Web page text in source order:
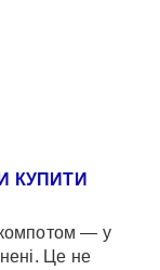
КУПИТИ
— у
Це не